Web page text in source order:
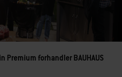
forhandler BAUHAUS